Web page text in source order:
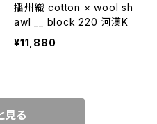
播州織 cotton × wool sh
awl __ block 220 河漢K
¥11,880
見る